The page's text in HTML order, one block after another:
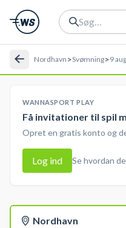
Nordhavn >Svømning>9
WANNASPORT PLAY
Få invitationer til spil
Opret en gratis konto og
Log ind Se hvordan
Nordhavn